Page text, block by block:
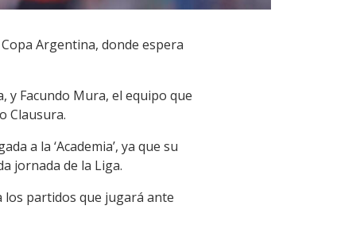
Argentina, donde espera
y Facundo Mura, el equipo que
Clausura.
a la ‘Academia’, ya que su
jornada de la Liga.
los partidos que jugará ante